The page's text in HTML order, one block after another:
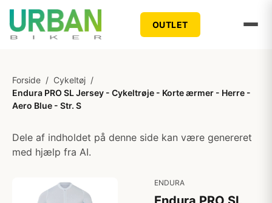
OUTLET
Forside / Cykeltøj /
Endura PRO SL Jersey - Cykeltrøje - Korte ærmer - Herre -
Aero Blue - Str. S
Dele af indholdet på denne side kan være genereret
med hjælp fra AI.
ENDURA